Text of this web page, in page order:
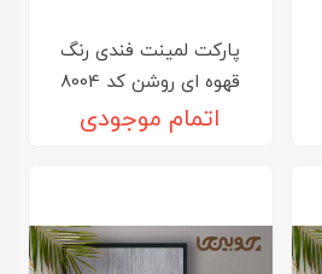
پارکت لمینت فندی رنگ
قهوه ای روشن کد 8004
اتمام موجودی